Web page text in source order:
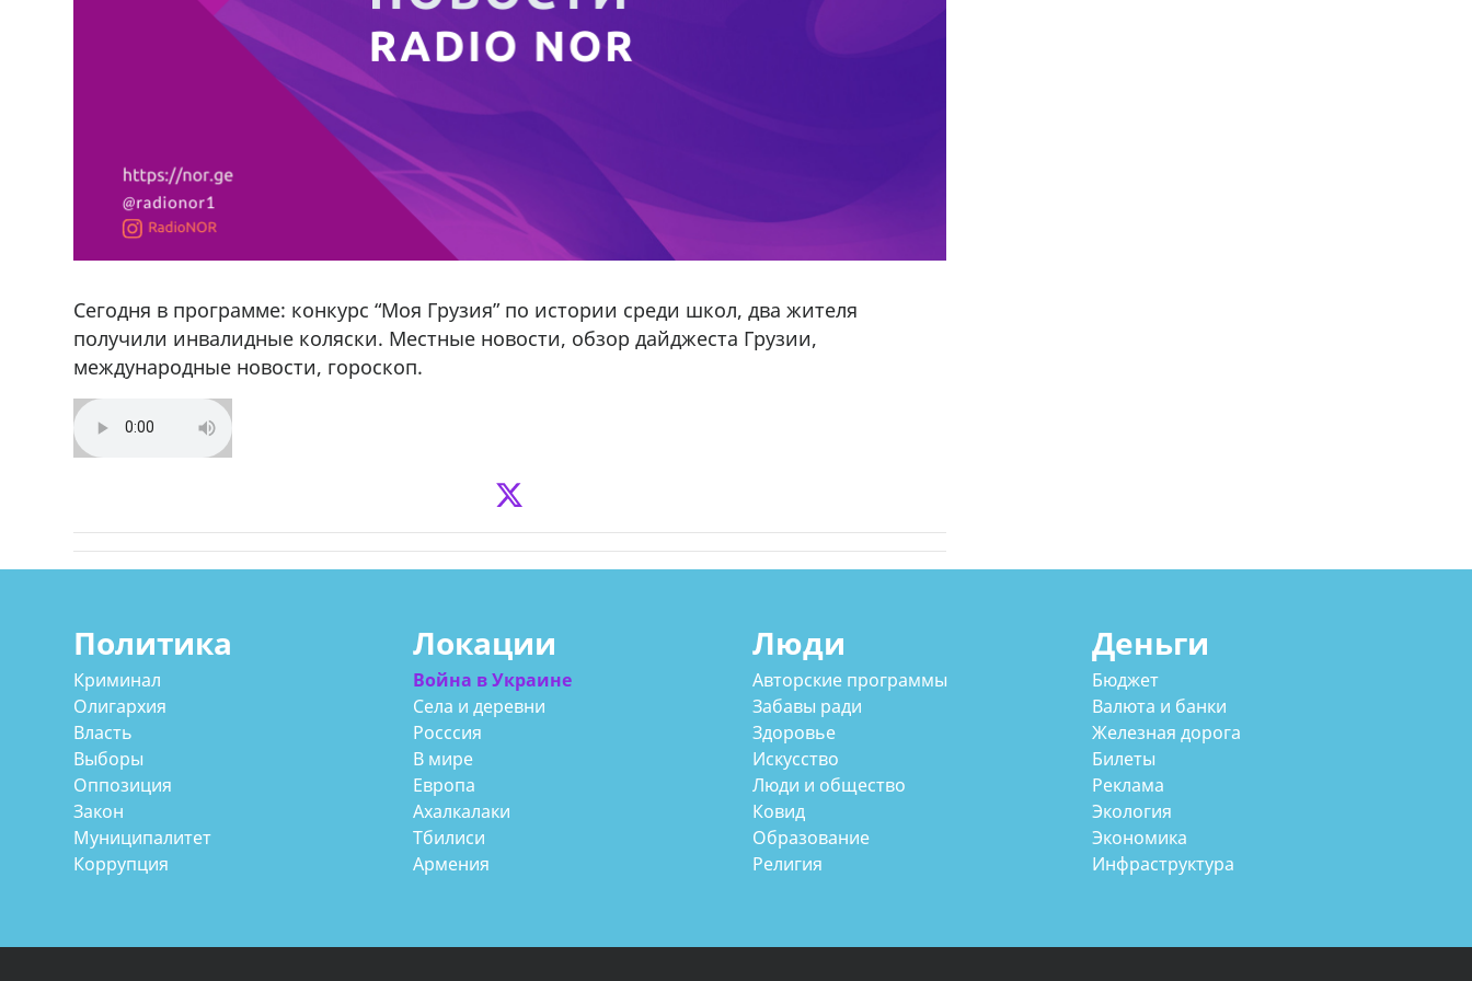
Сегодня в программе: конкурс “Моя Грузия” по истории среди школ, два жителя
получили инвалидные коляски. Местные новости, обзор дайджеста Грузии,
международные новости, гороскоп.
Политика
Криминал
Олигархия
Власть
Выборы
Оппозиция
Закон
Муниципалитет
Коррупция
Локации
Война в Украине
Села и деревни
Росссия
В мире
Европа
Ахалкалаки
Тбилиси
Армения
Люди
Авторские программы
Забавы ради
Здоровье
Искусство
Люди и общество
Ковид
Образование
Религия
Деньги
Бюджет
Валюта и банки
Железная дорога
Билеты
Реклама
Экология
Экономика
Инфраструктура